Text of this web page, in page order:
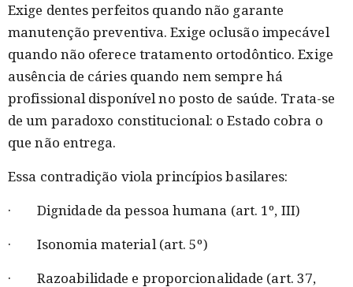
Exige dentes perfeitos quando não garante
manutenção preventiva. Exige oclusão impecável
quando não oferece tratamento ortodôntico. Exige
ausência de cáries quando nem sempre há
profissional disponível no posto de saúde. Trata-se
de um paradoxo constitucional: o Estado cobra o
que não entrega.
Essa contradição viola princípios basilares:
· Dignidade da pessoa humana (art. 1º, III)
· Isonomia material (art. 5º)
· Razoabilidade e proporcionalidade (art. 37,